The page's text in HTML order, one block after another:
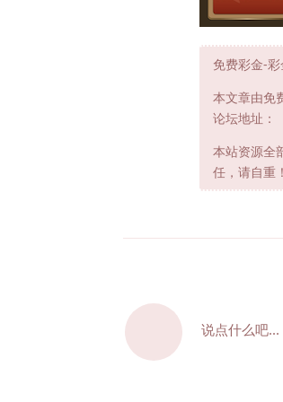
免费彩金-彩
本文章由免
论坛地址：
本站资源全
任，请自重
说点什么吧...